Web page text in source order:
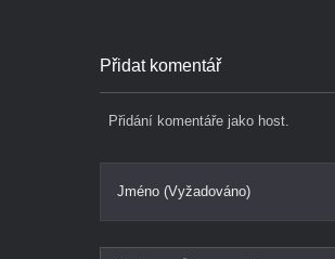
Přidat komentář
Přidání komentáře jako host.
Jméno (Vyžadováno)